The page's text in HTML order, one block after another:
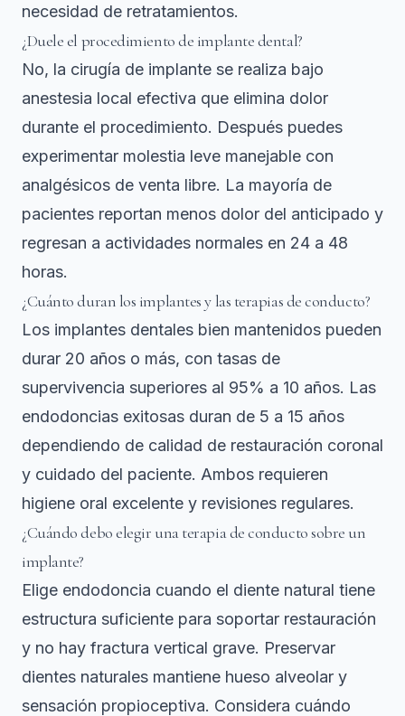
necesidad de retratamientos.
¿Duele el procedimiento de implante dental?
No, la cirugía de implante se realiza bajo
anestesia local efectiva que elimina dolor
durante el procedimiento. Después puedes
experimentar molestia leve manejable con
analgésicos de venta libre. La mayoría de
pacientes reportan menos dolor del anticipado y
regresan a actividades normales en 24 a 48
horas.
¿Cuánto duran los implantes y las terapias de conducto?
Los implantes dentales bien mantenidos pueden
durar 20 años o más, con tasas de
supervivencia superiores al 95% a 10 años. Las
endodoncias exitosas duran de 5 a 15 años
dependiendo de calidad de restauración coronal
y cuidado del paciente. Ambos requieren
higiene oral excelente y revisiones regulares.
¿Cuándo debo elegir una terapia de conducto sobre un
implante?
Elige endodoncia cuando el diente natural tiene
estructura suficiente para soportar restauración
y no hay fractura vertical grave. Preservar
dientes naturales mantiene hueso alveolar y
sensación propioceptiva. Considera cuándo